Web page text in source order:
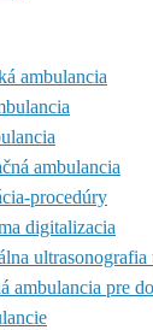
ambulancia
ambulancia
procedúry
digitalizacia
ambulancia pre